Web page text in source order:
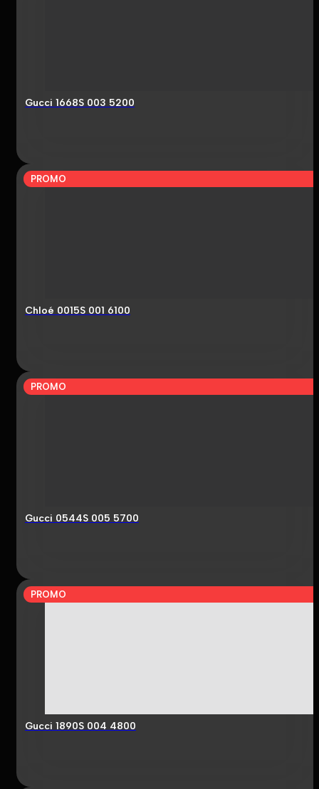
Gucci 1668S 003 5200
PROMO
Chloé 0015S 001 6100
PROMO
Gucci 0544S 005 5700
PROMO
Gucci 1890S 004 4800